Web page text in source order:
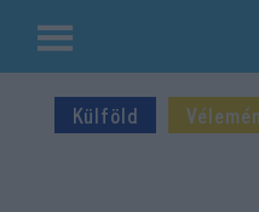
Kilépés
tartalomba
Külföld